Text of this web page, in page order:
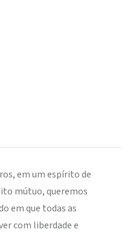
em um espírito de
mútuo, queremos
em que todas as
com liberdade e